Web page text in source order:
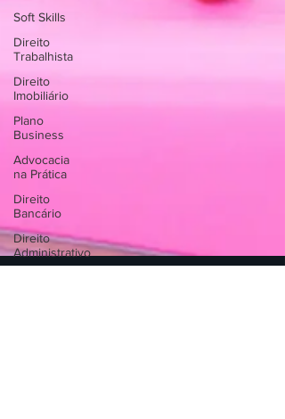
Soft Skills
Direito
Trabalhista
Direito
Imobiliário
Plano
Business
Advocacia
na Prática
Direito
Bancário
Direito
Administrativo